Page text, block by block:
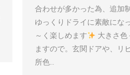
合わせが多かった為、追加
ゆっくりドライに素敵にな
～く楽しめます
大きさ色
ますので。玄関ドアや、リ
所色…